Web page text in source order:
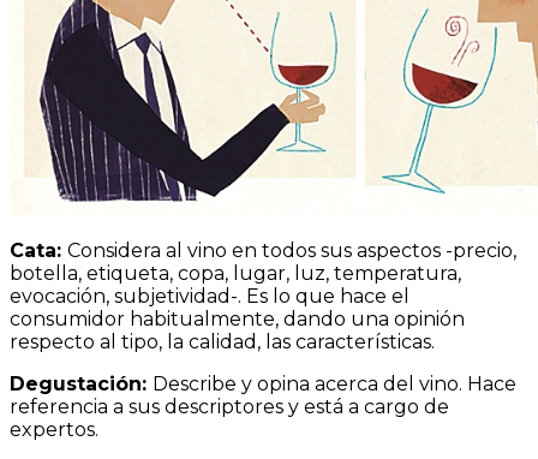
Cata: Considera al vino en todos sus aspectos -precio,
botella, etiqueta, copa, lugar, luz, temperatura,
evocación, subjetividad-. Es lo que hace el
consumidor habitualmente, dando una opinión
respecto al tipo, la calidad, las características.
Degustación: Describe y opina acerca del vino. Hace
referencia a sus descriptores y está a cargo de
expertos.